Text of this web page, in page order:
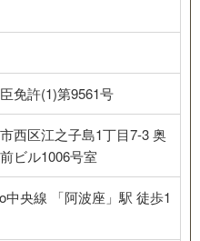
免許(1)第9561号
西区江之子島1丁目7-3 奥
ビル1006号室
中央線 「阿波座」駅 徒歩1